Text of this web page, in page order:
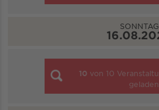
SONNTAG
10 von 10
geladen